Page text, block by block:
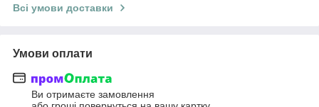
Всі умови доставки
Умови оплати
Ви отримаєте замовлення